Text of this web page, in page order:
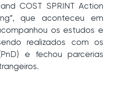
COST SPRINT Action
que aconteceu em
os estudos e
realizados com os
e fechou parcerias